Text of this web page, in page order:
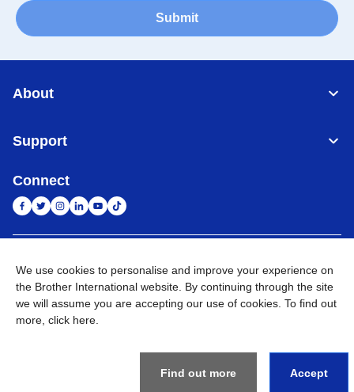
Submit
About
Support
Connect
Jaringan Global
Privacy Policy Ketentuan Penggunaan Kunjungi Situs Global
We use cookies to personalise and improve your experience on
the Brother International website. By continuing through the site
we will assume you are accepting our use of cookies. To find out
more, click here
Find out more Accept